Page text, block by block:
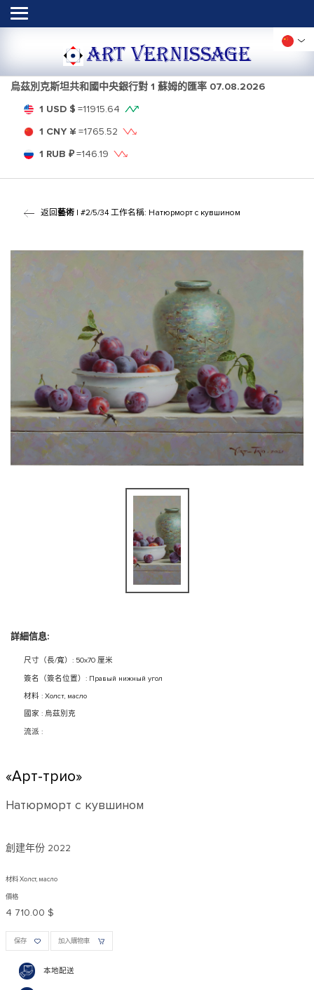
ART VERNISSAGE
烏茲別克斯坦共和國中央銀行對 1 蘇姆的匯率 07.08.2026
1 USD $ =11915.64
1 CNY ¥ =1765.52
1 RUB ₽=146.19
返回藝術| #2/5/34 工作名稱: Натюрморт с кувшином
詳細信息:
尺寸（長/寬）: 50x70 厘米
簽名（簽名位置）: Правый нижный угол
材料 : Холст, масло
國家 : 烏茲別克
流派 :
«Арт-трио»
Натюрморт с кувшином
創建年份 2022
材料 Холст, масло
價格
4 710.00 $
保存 加入購物車
本地配送